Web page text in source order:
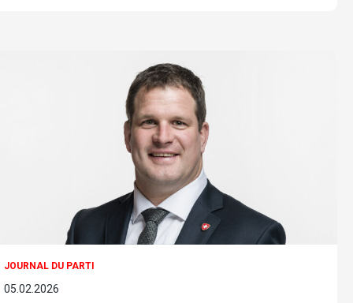
JOURNAL DU PARTI
05.02.2026